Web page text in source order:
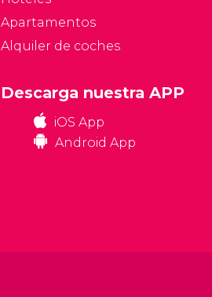
Apartamentos
Alquiler de coches
Descarga nuestra APP
iOS App
Android App